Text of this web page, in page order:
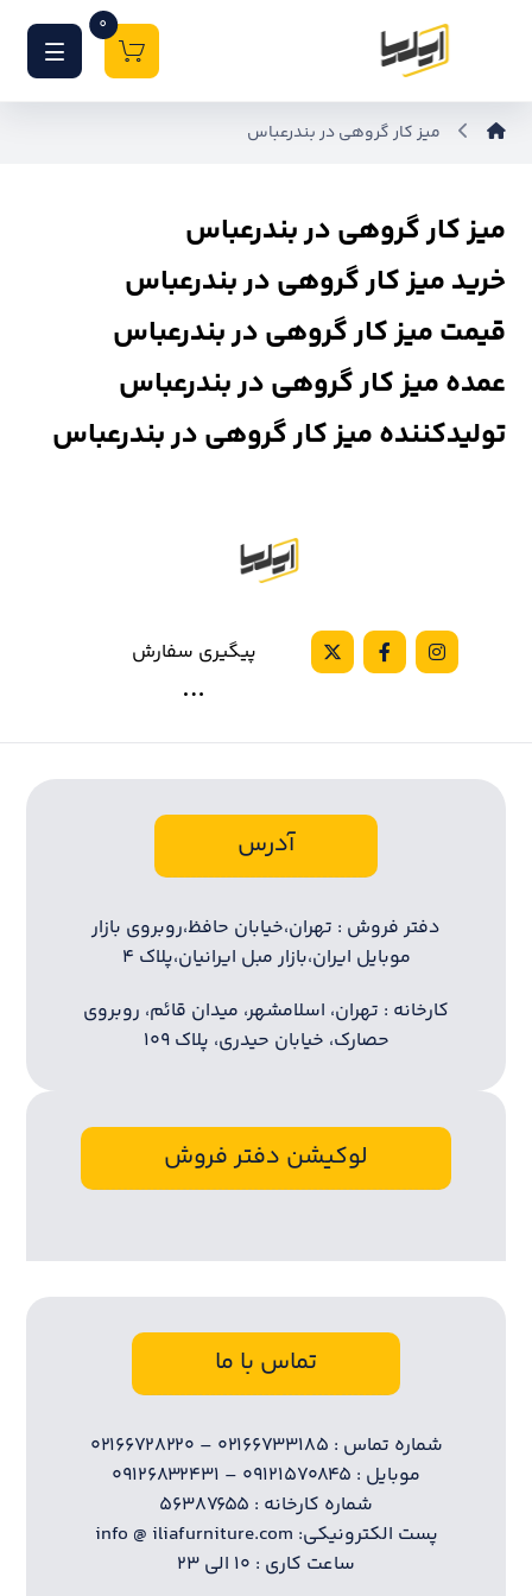
0
میز کار گروهی در بندرعباس
میز کار گروهی در بندرعباس
خرید میز کار گروهی در بندرعباس
قیمت میز کار گروهی در بندرعباس
عمده میز کار گروهی در بندرعباس
تولیدکننده میز کار گروهی در بندرعباس
پیگیری سفارش
آدرس
دفتر فروش : تهران،خیابان حافظ،روبروی بازار
موبایل ایران،بازار مبل ایرانیان،پلاک ۴
کارخانه : تهران، اسلامشهر، میدان قائم، روبروی
حصارک، خیابان حیدری، پلاک ۱۰۹
لوکیشن دفتر فروش
تماس با ما
شماره تماس : ۰۲۱۶۶۷۳۳۱۸۵ – ۰۲۱۶۶۷۲۸۲۲۰
موبایل : ۰۹۱۲۱۵۷۰۸۴۵ – ۰۹۱۲۶۸۳۲۴۳۱
شماره کارخانه : ۵۶۳۸۷۶۵۵
پست الکترونیکی: info @ iliafurniture.com
ساعت کاری : ۱۰ الی ۲۳